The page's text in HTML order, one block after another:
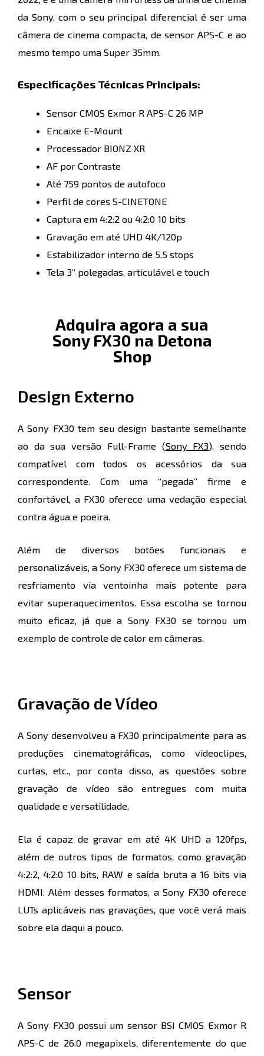
da Sony, com o seu principal diferencial é ser uma
câmera de cinema compacta, de sensor APS-C e ao
mesmo tempo uma Super 35mm.
Especificações Técnicas Principais:
Sensor CMOS Exmor R APS-C 26 MP
Encaixe E-Mount
Processador BIONZ XR
AF por Contraste
Até 759 pontos de autofoco
Perfil de cores S-CINETONE
Captura em 4:2:2 ou 4:2:0 10 bits
Gravação em até UHD 4K/120p
Estabilizador interno de 5.5 stops
Tela 3” polegadas, articulável e touch
Adquira agora a sua
Sony FX30 na Detona
Shop
Design Externo
A Sony FX30 tem seu design bastante semelhante
ao da sua versão Full-Frame (Sony FX3), sendo
compatível com todos os acessórios da sua
correspondente. Com uma “pegada” firme e
confortável, a FX30 oferece uma vedação especial
contra água e poeira.
Além de diversos botões funcionais e
personalizáveis, a Sony FX30 oferece um sistema de
resfriamento via ventoinha mais potente para
evitar superaquecimentos. Essa escolha se tornou
muito eficaz, já que a Sony FX30 se tornou um
exemplo de controle de calor em câmeras.
Gravação de Vídeo
A Sony desenvolveu a FX30 principalmente para as
produções cinematográficas, como videoclipes,
curtas, etc., por conta disso, as questões sobre
gravação de vídeo são entregues com muita
qualidade e versatilidade.
Ela é capaz de gravar em até 4K UHD a 120fps,
além de outros tipos de formatos, como gravação
4:2:2, 4:2:0 10 bits, RAW e saída bruta a 16 bits via
HDMI. Além desses formatos, a Sony FX30 oferece
LUTs aplicáveis nas gravações, que você verá mais
sobre ela daqui a pouco.
Sensor
A Sony FX30 possui um sensor BSI CMOS Exmor R
APS-C de 26.0 megapixels, diferentemente do que